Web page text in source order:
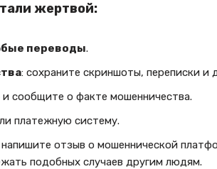
жертвой:
переводы.
: сохраните скриншоты, переписки и
и сообщите о факте мошенничества.
платежную систему.
напишите отзыв о мошеннической
подобных случаев другим людям.